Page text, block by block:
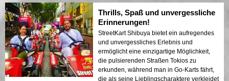
Thrills, Spaß und unvergessliche
Erinnerungen!
StreetKart Shibuya bietet ein aufregendes
und unvergessliches Erlebnis und
ermöglicht eine einzigartige Möglichkeit,
die pulsierenden Straßen Tokios zu
erkunden, während man in Go-Karts fährt,
die als seine Lieblingscharaktere verkleidet